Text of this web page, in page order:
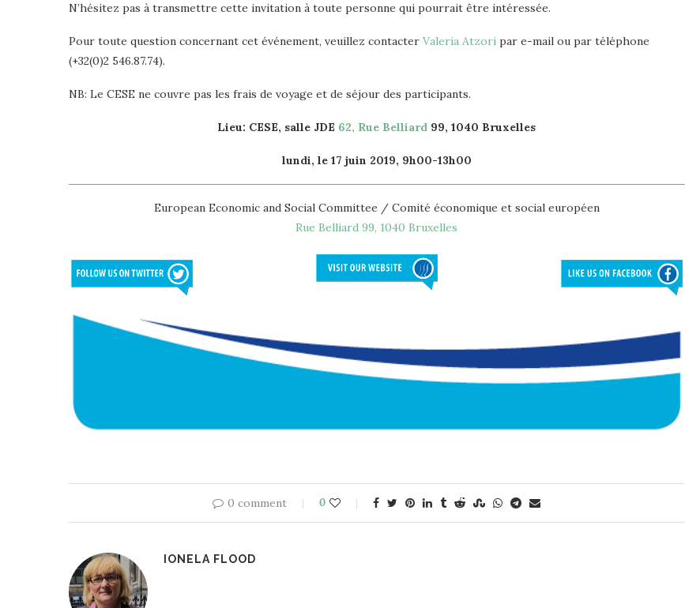
N’hésitez pas à transmettre cette invitation à toute personne qui pourrait être intéressée.
Pour toute question concernant cet événement, veuillez contacter Valeria Atzori par e-mail ou par téléphone
(+32(0)2 546.87.74).
NB: Le CESE ne couvre pas les frais de voyage et de séjour des participants.
Lieu: CESE, salle JDE 62, Rue Belliard 99, 1040 Bruxelles
lundi, le 17 juin 2019, 9h00-13h00
European Economic and Social Committee / Comité économique et social européen
Rue Belliard 99, 1040 Bruxelles
0 comment 0
IONELA FLOOD